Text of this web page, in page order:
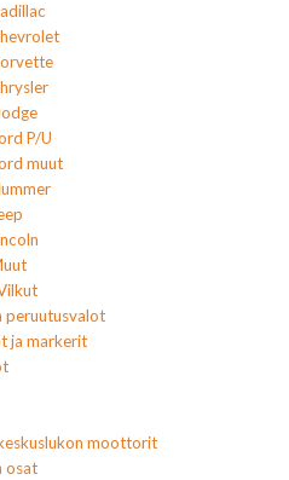
P/U
muut
peruutusvalot
ja markerit
moottorit
osat